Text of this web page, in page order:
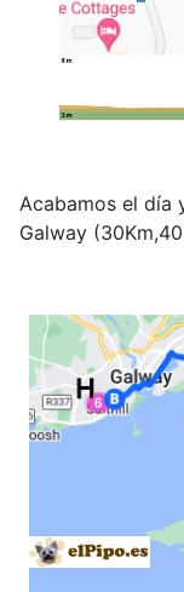
Acabamos el día
Galway